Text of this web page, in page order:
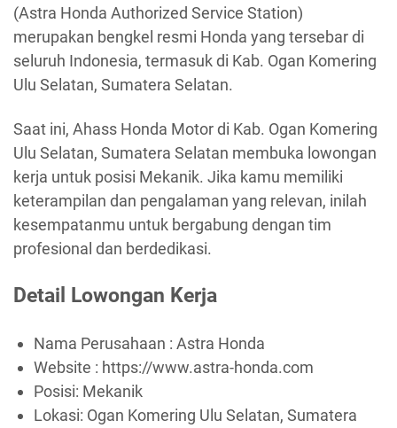
(Astra Honda Authorized Service Station)
merupakan bengkel resmi Honda yang tersebar di
seluruh Indonesia, termasuk di Kab. Ogan Komering
Ulu Selatan, Sumatera Selatan.
Saat ini, Ahass Honda Motor di Kab. Ogan Komering
Ulu Selatan, Sumatera Selatan membuka lowongan
kerja untuk posisi Mekanik. Jika kamu memiliki
keterampilan dan pengalaman yang relevan, inilah
kesempatanmu untuk bergabung dengan tim
profesional dan berdedikasi.
Detail Lowongan Kerja
Nama Perusahaan : Astra Honda
Website : https://www.astra-honda.com
Posisi: Mekanik
Lokasi: Ogan Komering Ulu Selatan, Sumatera